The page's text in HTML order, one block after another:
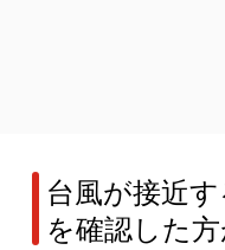
台風が接近
を確認した